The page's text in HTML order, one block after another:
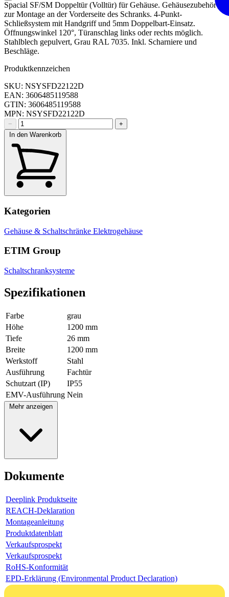
Spacial SF/SM Doppeltür (Volltür) für Gehäuse. Gehäusezubehör
zur Montage an der Vorderseite des Schranks. 4-Punkt-
Schließsystem mit Handgriff und 5mm Doppelbart-Einsatz.
Öffnungswinkel 120°, Türanschlag links oder rechts möglich.
Stahlblech gepulvert, Grau RAL 7035. Inkl. Scharniere und
Beschläge.
Produktkennzeichen
SKU: NSYSFD22122D
EAN: 3606485119588
GTIN: 3606485119588
MPN: NSYSFD22122D
−
+
In den Warenkorb
Kategorien
Gehäuse & Schaltschränke Elektrogehäuse
ETIM Group
Schaltschranksysteme
Spezifikationen
Farbe
grau
Höhe
1200 mm
Tiefe
26 mm
Breite
1200 mm
Werkstoff
Stahl
Ausführung
Fachtür
Schutzart (IP)
IP55
EMV-Ausführung Nein
Mehr anzeigen
Dokumente
Deeplink Produktseite
REACH-Deklaration
Montageanleitung
Produktdatenblatt
Verkaufsprospekt
Verkaufsprospekt
RoHS-Konformität
EPD-Erklärung (Environmental Product Declaration)